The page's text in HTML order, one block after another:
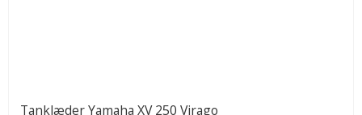
Tanklæder Yamaha XV 250 Virago